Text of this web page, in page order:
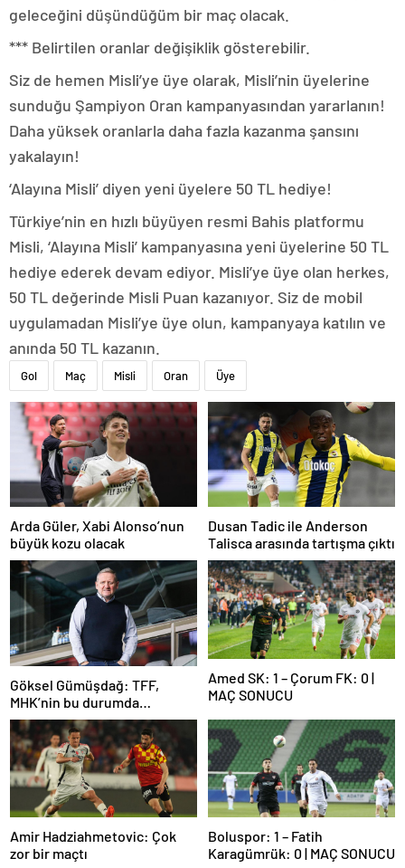
geleceğini düşündüğüm bir maç olacak.
*** Belirtilen oranlar değişiklik gösterebilir.
Siz de hemen Misli’ye üye olarak, Misli’nin üyelerine
sunduğu Şampiyon Oran kampanyasından yararlanın!
Daha yüksek oranlarla daha fazla kazanma şansını
yakalayın!
‘Alayına Misli’ diyen yeni üyelere 50 TL hediye!
Türkiye’nin en hızlı büyüyen resmi Bahis platformu
Misli, ‘Alayına Misli’ kampanyasına yeni üyelerine 50 TL
hediye ederek devam ediyor. Misli’ye üye olan herkes,
50 TL değerinde Misli Puan kazanıyor. Siz de mobil
uygulamadan Misli’ye üye olun, kampanyaya katılın ve
anında 50 TL kazanın.
Gol Maç Misli Oran Üye
Arda Güler, Xabi Alonso’nun
büyük kozu olacak
Dusan Tadic ile Anderson
Talisca arasında tartışma çıktı
Göksel Gümüşdağ: TFF,
MHK’nin bu durumda
olmasının sorumlusudur
Amed SK: 1 – Çorum FK: 0 |
MAÇ SONUCU
Amir Hadziahmetovic: Çok
zor bir maçtı
Boluspor: 1 – Fatih
Karagümrük: 0 | MAÇ SONUCU